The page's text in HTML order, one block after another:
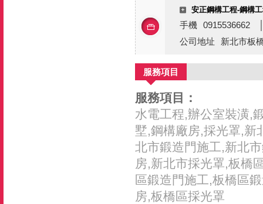
安正鋼構工程-鋼構
手機 0915536662
公司地址
新北市板
服務項目
服務項目：
水電工程,辦公室裝潢,
墅,鋼構廠房,採光罩,新
北市鍛造門施工,新北
房,新北市採光罩,板橋
區鍛造門施工,板橋區
房,板橋區採光罩